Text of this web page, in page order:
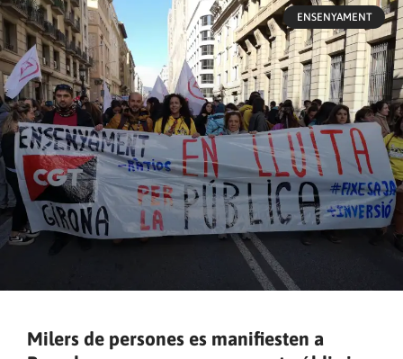
ENSENYAMENT
Milers de persones es manifiesten a